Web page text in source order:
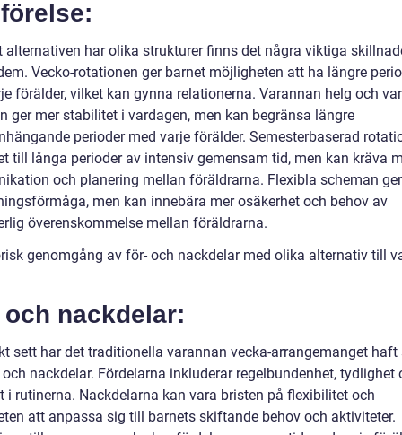
alternativen har olika strukturer finns det några viktiga
Vecko-rotationen ger barnet möjligheten att ha längre
förälder, vilket kan gynna relationerna. Varannan helg och
ger mer stabilitet i vardagen, men kan begränsa längre
perioder med varje förälder. Semesterbaserad
till långa perioder av intensiv gemensam tid, men kan kräva
och planering mellan föräldrarna. Flexibla scheman
men kan innebära mer osäkerhet och behov av
överenskommelse mellan föräldrarna.
genomgång av för- och nackdelar med olika alternativ till
och nackdelar:
sett har det traditionella varannan vecka-arrangemanget haft
nackdelar. Fördelarna inkluderar regelbundenhet, tydlighet
i rutinerna. Nackdelarna kan vara bristen på flexibilitet och
att anpassa sig till barnets skiftande behov och aktiviteter.